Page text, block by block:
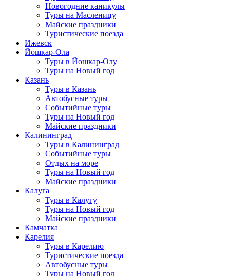
Новогодние каникулы
Туры на Масленицу
Майские праздники
Туристические поезда
Ижевск
Йошкар-Ола
Туры в Йошкар-Олу
Туры на Новый год
Казань
Туры в Казань
Автобусные туры
Событийные туры
Туры на Новый год
Майские праздники
Калининград
Туры в Калининград
Событийные туры
Отдых на море
Туры на Новый год
Майские праздники
Калуга
Туры в Калугу
Туры на Новый год
Майские праздники
Камчатка
Карелия
Туры в Карелию
Туристические поезда
Автобусные туры
Туры на Новый год